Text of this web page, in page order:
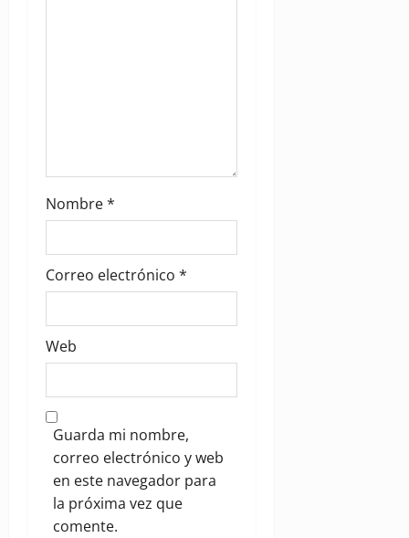
Nombre*
Correo electrónico *
Web
Guarda mi nombre,
correo electrónico y web
en este navegador para
la próxima vez que
comente.